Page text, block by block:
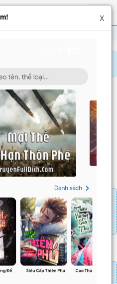
Hiện
menu
Hoán Quần Hùng Chương 950
HỆ THỐNG CHI TRIỆU
HÙNG
tiết lửa giận
Số chương, mua combo thì đến
Nạp linh thạch
dụng tiết kiệm thời gian.
X